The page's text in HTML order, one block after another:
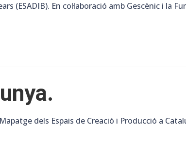
(ESADIB). En col·laboració amb Gescènic i la
dels Espais de Creació i Producció a